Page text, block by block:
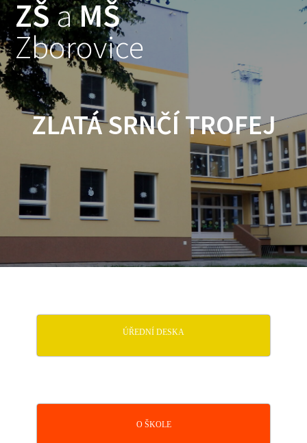
Skip
ZŠaMŠ
Zborovice
ZLATÁ SRNČÍ TROFEJ
ÚŘEDNÍ DESKA
O ŠKOLE